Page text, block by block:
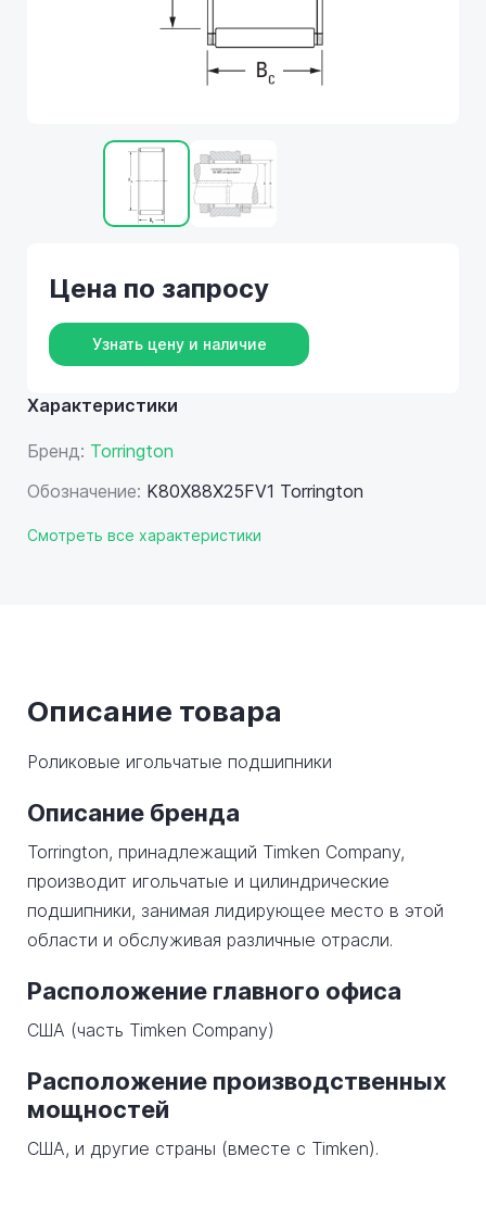
Характеристики
Бренд: Torrington
Обозначение: K80X88X25FV1 Torrington
Смотреть все характеристики
Цена по запросу
Узнать цену и наличие
Описание товара
Роликовые игольчатые подшипники
Описание бренда
Torrington, принадлежащий Timken Company,
производит игольчатые и цилиндрические
подшипники, занимая лидирующее место в этой
области и обслуживая различные отрасли.
Расположение главного офиса
США (часть Timken Company)
Расположение производственных
мощностей
США, и другие страны (вместе с Timken).